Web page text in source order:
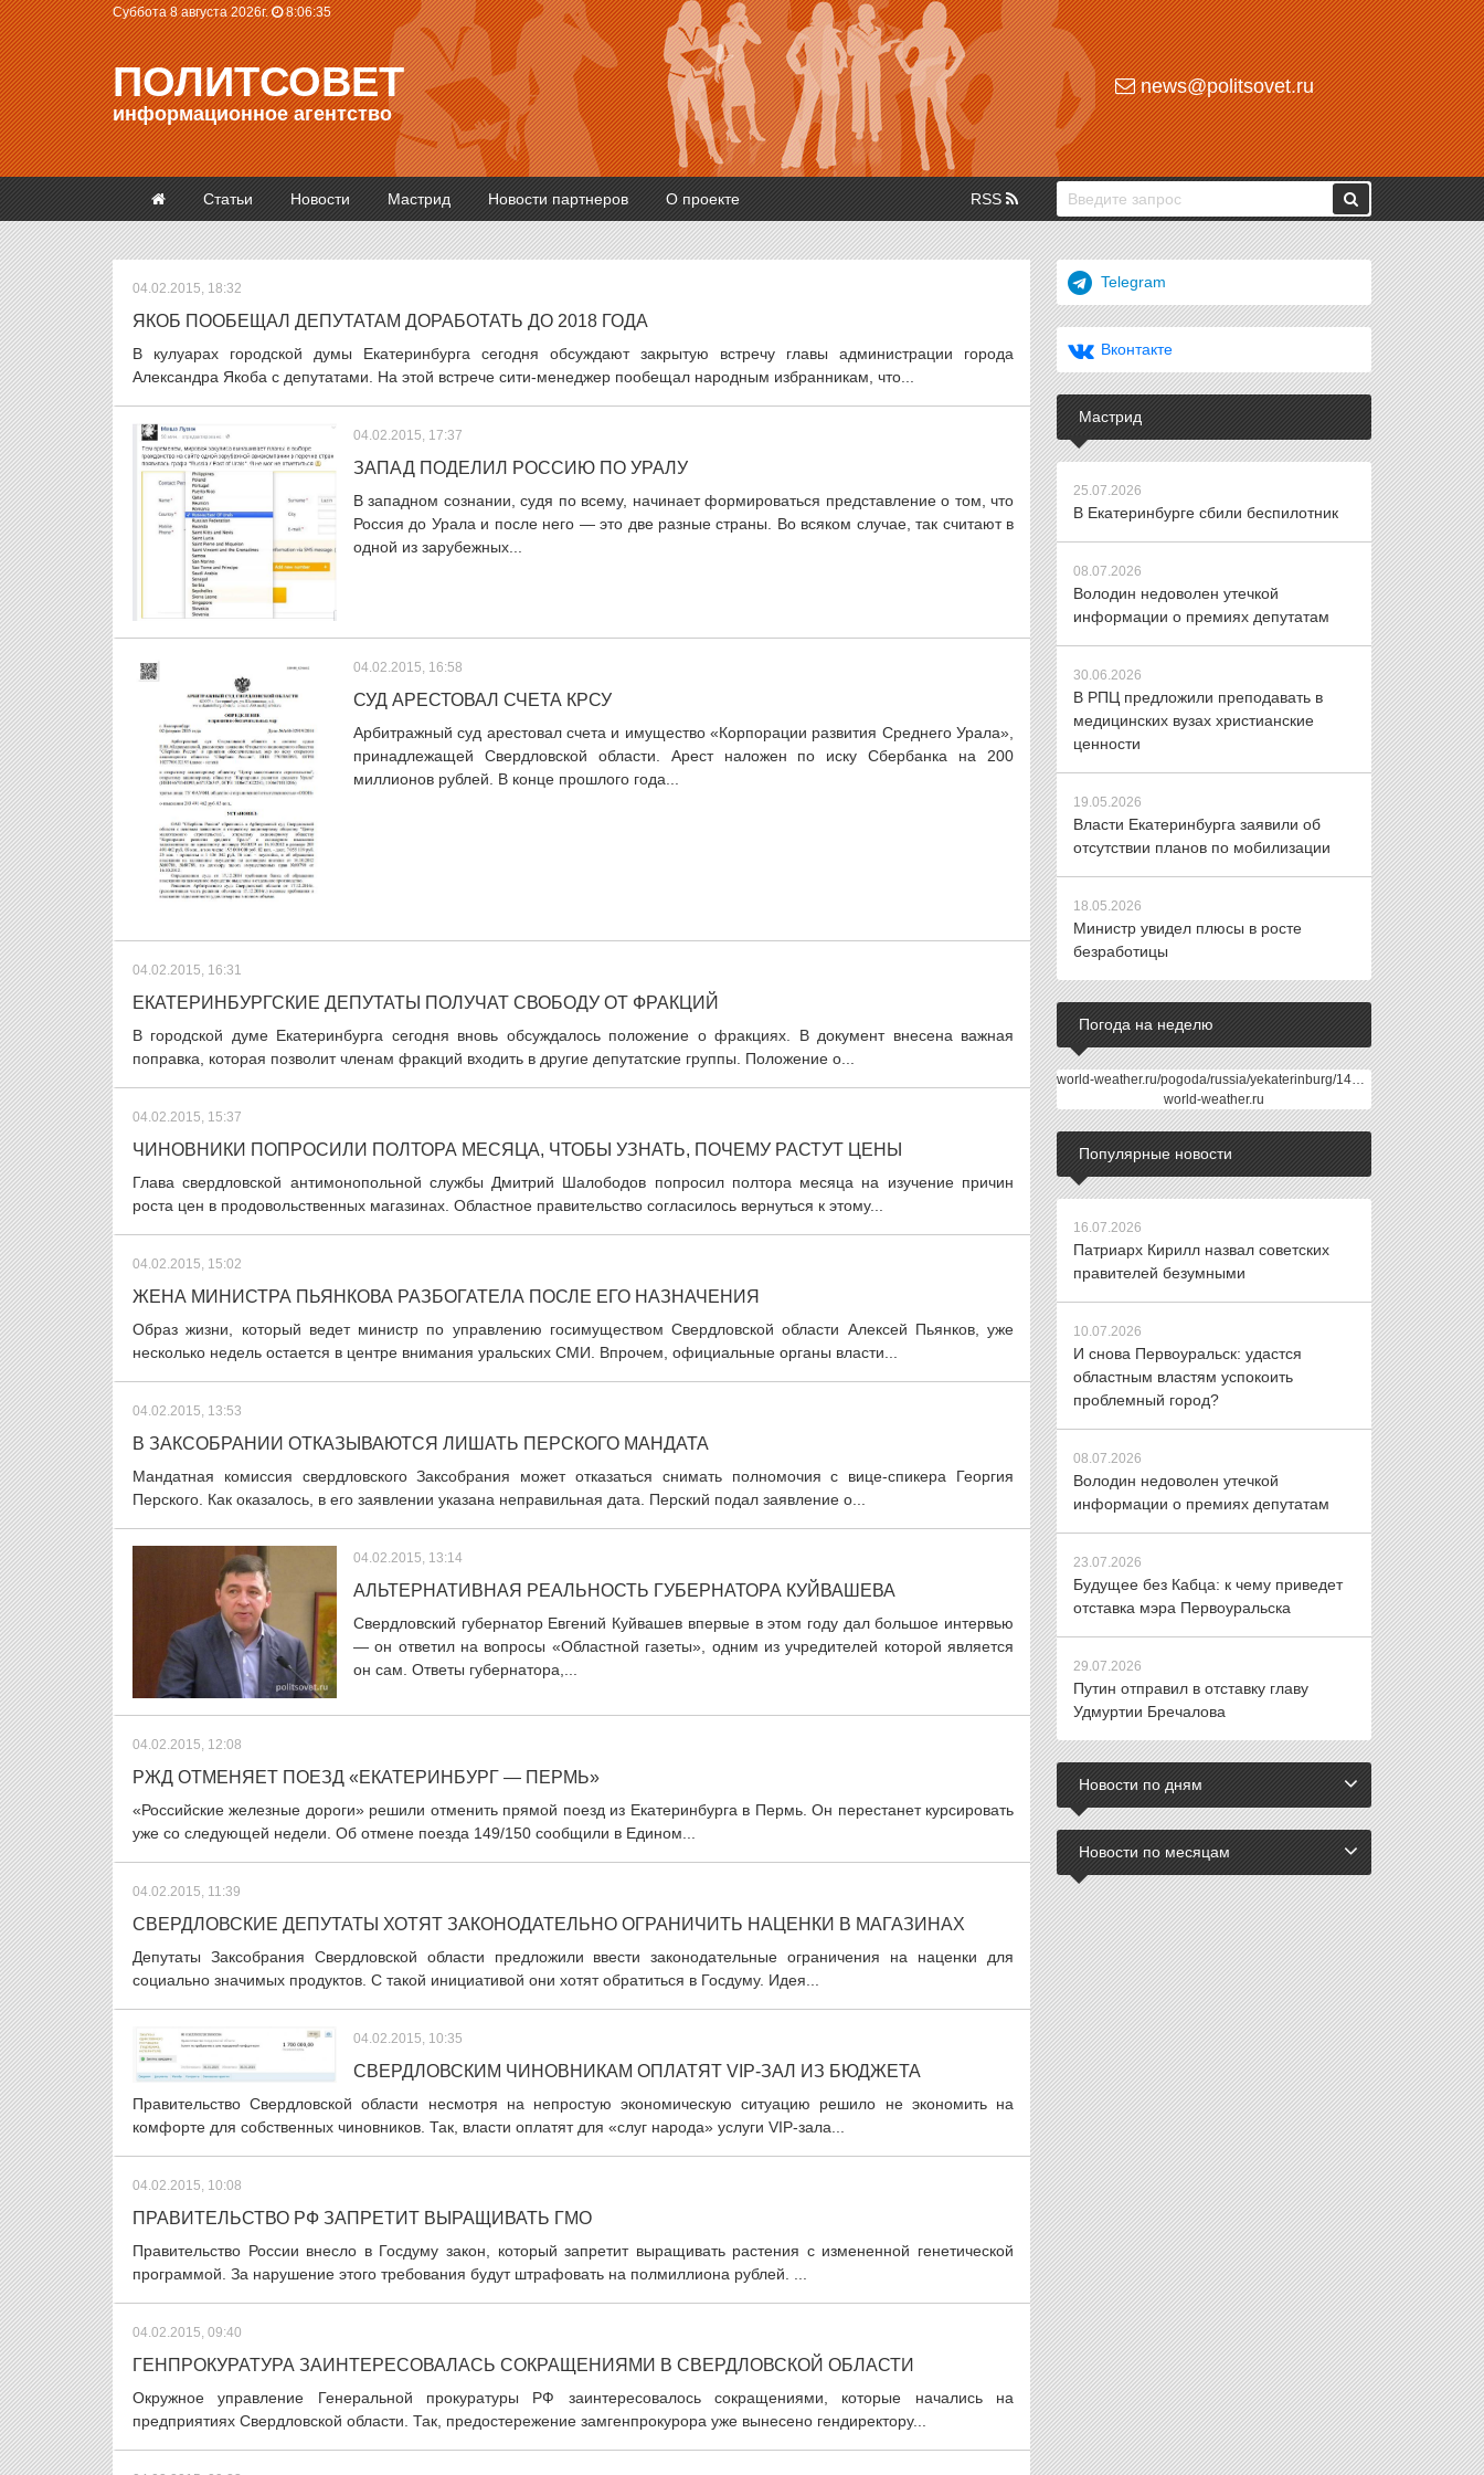
Суббота 8 августа 2026г. 8:06:36
ПОЛИТСОВЕТ
информационное агентство
news@politsovet.ru
Статьи Новости Мастрид Новости партнеров О проекте RSS
04.02.2015, 18:32
ЯКОБ ПООБЕЩАЛ ДЕПУТАТАМ ДОРАБОТАТЬ ДО 2018 ГОДА
В кулуарах городской думы Екатеринбурга сегодня обсуждают закрытую встречу главы администрации города
Александра Якоба с депутатами. На этой встрече сити-менеджер пообещал народным избранникам, что...
04.02.2015, 17:37
ЗАПАД ПОДЕЛИЛ РОССИЮ ПО УРАЛУ
В западном сознании, судя по всему, начинает формироваться представление о том, что
Россия до Урала и после него — это две разные страны. Во всяком случае, так считают в
одной из зарубежных...
04.02.2015, 16:58
СУД АРЕСТОВАЛ СЧЕТА КРСУ
Арбитражный суд арестовал счета и имущество «Корпорации развития Среднего Урала»,
принадлежащей Свердловской области. Арест наложен по иску Сбербанка на 200
миллионов рублей. В конце прошлого года...
04.02.2015, 16:31
ЕКАТЕРИНБУРГСКИЕ ДЕПУТАТЫ ПОЛУЧАТ СВОБОДУ ОТ ФРАКЦИЙ
В городской думе Екатеринбурга сегодня вновь обсуждалось положение о фракциях. В документ внесена важная
поправка, которая позволит членам фракций входить в другие депутатские группы. Положение о...
04.02.2015, 15:37
ЧИНОВНИКИ ПОПРОСИЛИ ПОЛТОРА МЕСЯЦА, ЧТОБЫ УЗНАТЬ, ПОЧЕМУ РАСТУТ ЦЕНЫ
Глава свердловской антимонопольной службы Дмитрий Шалободов попросил полтора месяца на изучение причин
роста цен в продовольственных магазинах. Областное правительство согласилось вернуться к этому...
04.02.2015, 15:02
ЖЕНА МИНИСТРА ПЬЯНКОВА РАЗБОГАТЕЛА ПОСЛЕ ЕГО НАЗНАЧЕНИЯ
Образ жизни, который ведет министр по управлению госимуществом Свердловской области Алексей Пьянков, уже
несколько недель остается в центре внимания уральских СМИ. Впрочем, официальные органы власти...
04.02.2015, 13:53
В ЗАКСОБРАНИИ ОТКАЗЫВАЮТСЯ ЛИШАТЬ ПЕРСКОГО МАНДАТА
Мандатная комиссия свердловского Заксобрания может отказаться снимать полномочия с вице-спикера Георгия
Перского. Как оказалось, в его заявлении указана неправильная дата. Перский подал заявление о...
04.02.2015, 13:14
АЛЬТЕРНАТИВНАЯ РЕАЛЬНОСТЬ ГУБЕРНАТОРА КУЙВАШЕВА
Свердловский губернатор Евгений Куйвашев впервые в этом году дал большое интервью
— он ответил на вопросы «Областной газеты», одним из учредителей которой является
он сам. Ответы губернатора,...
04.02.2015, 12:08
РЖД ОТМЕНЯЕТ ПОЕЗД «ЕКАТЕРИНБУРГ — ПЕРМЬ»
«Российские железные дороги» решили отменить прямой поезд из Екатеринбурга в Пермь. Он перестанет курсировать
уже со следующей недели. Об отмене поезда 149/150 сообщили в Едином...
04.02.2015, 11:39
СВЕРДЛОВСКИЕ ДЕПУТАТЫ ХОТЯТ ЗАКОНОДАТЕЛЬНО ОГРАНИЧИТЬ НАЦЕНКИ В МАГАЗИНАХ
Депутаты Заксобрания Свердловской области предложили ввести законодательные ограничения на наценки для
социально значимых продуктов. С такой инициативой они хотят обратиться в Госдуму. Идея...
04.02.2015, 10:35
СВЕРДЛОВСКИМ ЧИНОВНИКАМ ОПЛАТЯТ VIP-ЗАЛ ИЗ БЮДЖЕТА
Правительство Свердловской области несмотря на непростую экономическую ситуацию решило не экономить на
комфорте для собственных чиновников. Так, власти оплатят для «слуг народа» услуги VIP-зала...
04.02.2015, 10:08
ПРАВИТЕЛЬСТВО РФ ЗАПРЕТИТ ВЫРАЩИВАТЬ ГМО
Правительство России внесло в Госдуму закон, который запретит выращивать растения с измененной генетической
программой. За нарушение этого требования будут штрафовать на полмиллиона рублей. ...
04.02.2015, 09:40
ГЕНПРОКУРАТУРА ЗАИНТЕРЕСОВАЛАСЬ СОКРАЩЕНИЯМИ В СВЕРДЛОВСКОЙ ОБЛАСТИ
Окружное управление Генеральной прокуратуры РФ заинтересовалось сокращениями, которые начались на
предприятиях Свердловской области. Так, предостережение замгенпрокурора уже вынесено гендиректору...
Telegram
Вконтакте
Мастрид
25.07.2026
В Екатеринбурге сбили беспилотник
08.07.2026
Володин недоволен утечкой
информации о премиях депутатам
30.06.2026
В РПЦ предложили преподавать в
медицинских вузах христианские
ценности
19.05.2026
Власти Екатеринбурга заявили об
отсутствии планов по мобилизации
18.05.2026
Министр увидел плюсы в росте
безработицы
Погода на неделю
world-weather.ru/pogoda/russia/yekaterinburg/14days/
world-weather.ru
Популярные новости
16.07.2026
Патриарх Кирилл назвал советских
правителей безумными
10.07.2026
И снова Первоуральск: удастся
областным властям успокоить
проблемный город?
08.07.2026
Володин недоволен утечкой
информации о премиях депутатам
23.07.2026
Будущее без Кабца: к чему приведет
отставка мэра Первоуральска
29.07.2026
Путин отправил в отставку главу
Удмуртии Бречалова
Новости по дням
Новости по месяцам